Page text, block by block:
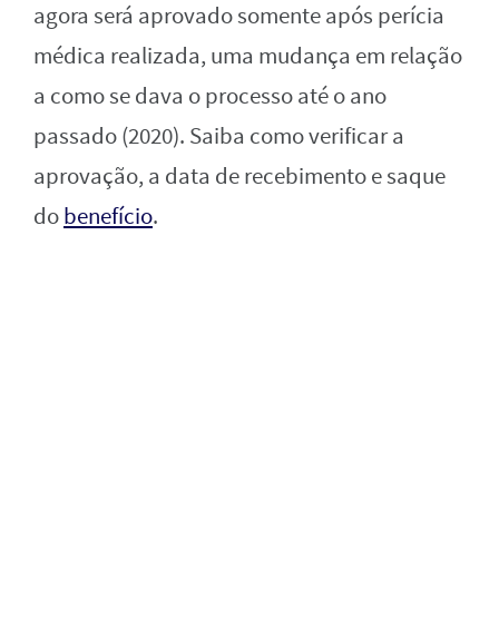
agora será aprovado somente após perícia
médica realizada, uma mudança em relação
a como se dava o processo até o ano
passado (2020). Saiba como verificar a
aprovação, a data de recebimento e saque
dobenefício.